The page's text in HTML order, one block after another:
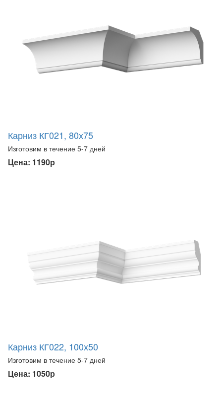
Карниз КГ021, 80х75
Изготовим в течение 5-7 дней
Цена: 1190р
Карниз КГ022, 100х50
Изготовим в течение 5-7 дней
Цена: 1050р